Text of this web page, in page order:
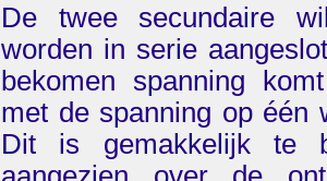
De twee secundaire
worden in serie
bekomen spanning
met de spanning op één
Dit is gemakkelijk te